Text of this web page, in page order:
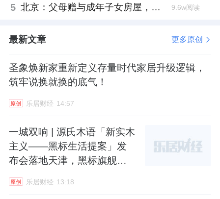
5 北京：父母赠与成年子女房屋，不再核验子女的购房资格 9.6w阅读
最新文章 更多原创
圣象焕新家重新定义存量时代家居升级逻辑，
筑牢说换就换的底气！
原创 乐居财经 14:57
一城双响 | 源氏木语「新实木
主义——黑标生活提案」发
布会落地天津，黑标旗舰店
原创 乐居财经 13:18